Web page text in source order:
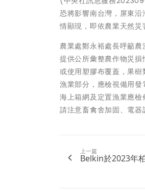
恐將影響南台灣，屏東
情顯現，即依農業天然災
農業處鄭永裕處長呼籲
提供公所彙整農作物災
或使用塑膠布覆蓋，果
漁業部分，應檢視備用發
海上箱網及定置漁業應
請注意畜禽舍加固、電器
上一篇
Belkin於2023年